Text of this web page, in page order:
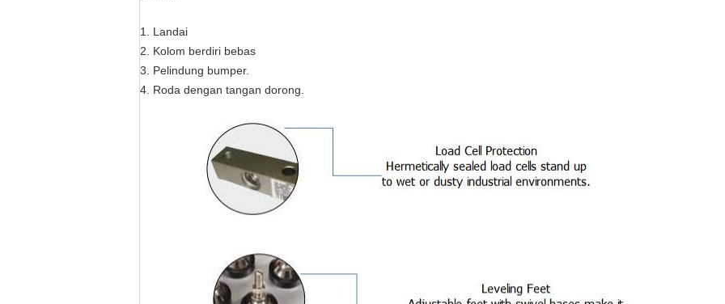
1. Landai
2. Kolom berdiri bebas
3. Pelindung bumper.
4. Roda dengan tangan dorong.